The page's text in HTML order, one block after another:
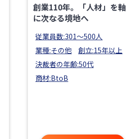
創業110年。「人材」を軸
に次なる境地へ
従業員数:301〜500人
業種:その他
創立:15年以上
決裁者の年齢:50代
商材:BtoB